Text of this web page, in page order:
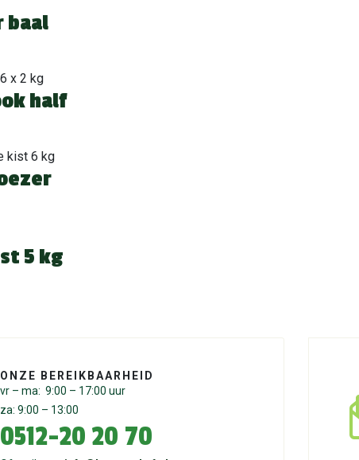
baal
half
5 kg
ONZE BEREIKBAARHEID
vr – ma: 9:00 – 17:00 uur
za: 9:00 – 13:00
0512-20 20 70